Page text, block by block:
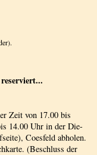
Zeit von 17.00 bis
14.00 Uhr in der Die-
Coesfeld abholen.
(Beschluss der